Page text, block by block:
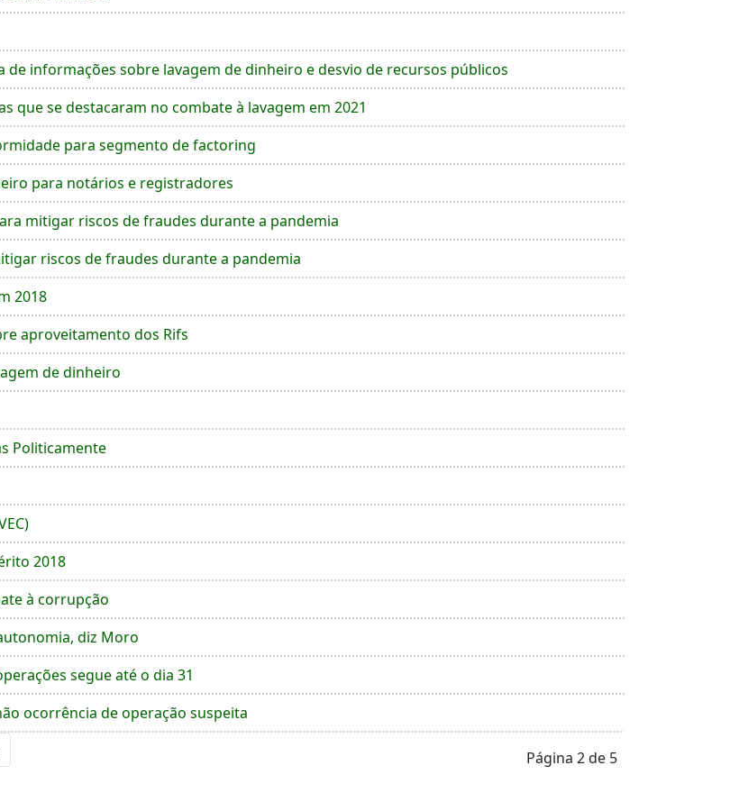
de informações sobre lavagem de dinheiro e desvio de recursos públicos
que se destacaram no combate à lavagem em 2021
para segmento de factoring
para notários e registradores
mitigar riscos de fraudes durante a pandemia
riscos de fraudes durante a pandemia
2018
aproveitamento dos Rifs
de dinheiro
Politicamente
2018
à corrupção
diz Moro
segue até o dia 31
ocorrência de operação suspeita
Página 2 de 5